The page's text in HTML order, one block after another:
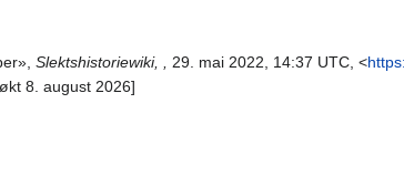
Slektshistoriewiki, , 29. mai 2022, 14:37 UTC, <
8. august 2026]